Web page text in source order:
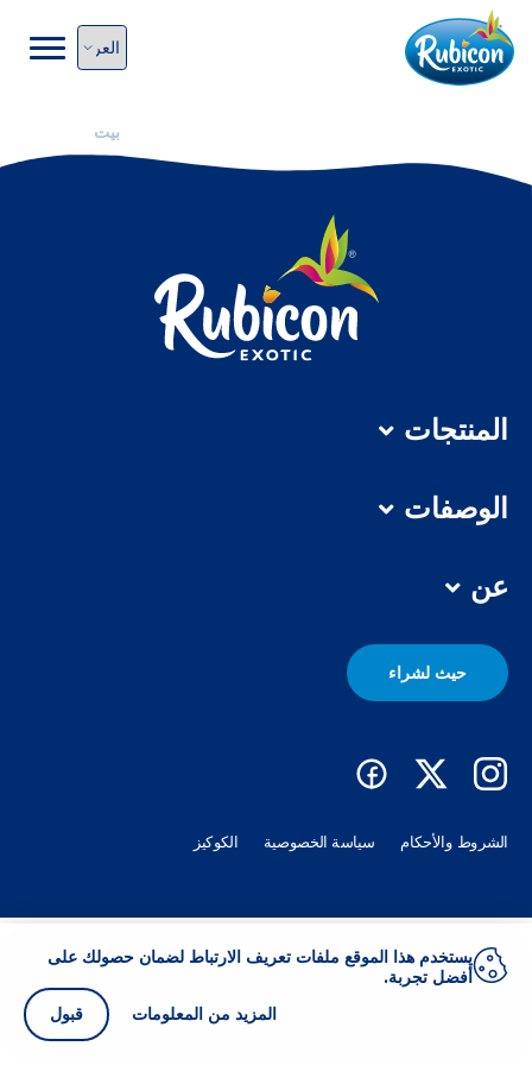
بيت
المنتجات
الوصفات
عن
حيث لشراء
الشروط والأحكام سياسة الخصوصية الكوكيز
يستخدم هذا الموقع ملفات تعريف الارتباط لضمان حصولك على
أفضل تجربة.
المزيد من المعلومات
قبول